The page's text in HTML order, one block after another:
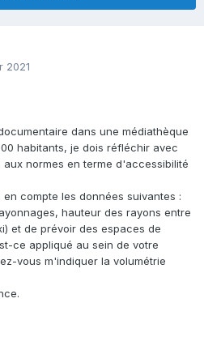
2021
dans une médiathèque
habitants, je dois réfléchir avec
normes en terme d'accessibilité
compte les données suivantes :
hauteur des rayons entre
et de prévoir des espaces de
ce appliqué au sein de votre
vous m'indiquer la volumétrie